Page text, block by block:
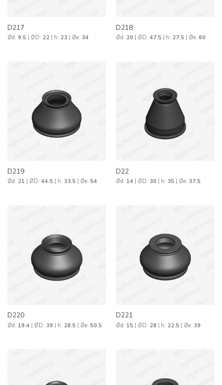
D217
Ød: 9.5 | ØD: 22| h: 23 | Øe: 34
D218
Ød: 20 | ØD: 47.5 | h: 27.5 | Øe: 60
D219
Ød: 21 | ØD: 44.5 | h: 33.5 | Øe: 54
D22
Ød: 14| ØD: 30 | h: 35 | Øe: 37.5
D220
Ød: 19.4| ØD: 39 | h: 28.5 | Øe: 50.5
D221
Ød: 15 | ØD: 28 | h: 22.5 | Øe: 39